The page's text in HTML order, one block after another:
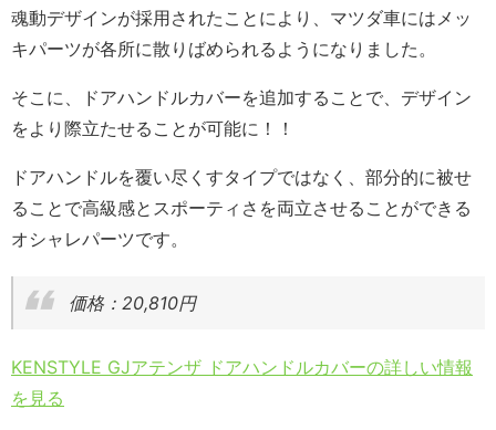
魂動デザインが採用されたことにより、マツダ車にはメッ
キパーツが各所に散りばめられるようになりました。
そこに、ドアハンドルカバーを追加することで、デザイン
をより際立たせることが可能に！！
ドアハンドルを覆い尽くすタイプではなく、部分的に被せ
ることで高級感とスポーティさを両立させることができる
オシャレパーツです。
価格：20,810円
KENSTYLE GJアテンザ ドアハンドルカバーの詳しい情報
を見る